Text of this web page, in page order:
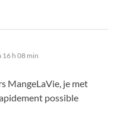
16 h 08 min
MangeLaVie, je met
possible